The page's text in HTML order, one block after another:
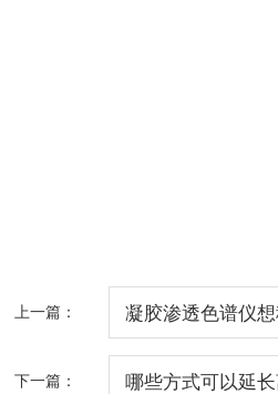
上一篇： 凝胶渗透色谱仪
下一篇： 哪些方式可以延